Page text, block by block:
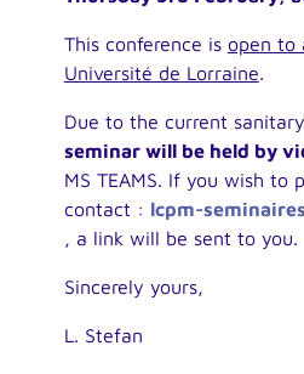
This conference is open to
Université de Lorraine.
Due to the current
seminar will be held by
MS TEAMS. If you wish to
contact : lcpm-
, a link will be sent to you.
Sincerely yours,
L. Stefan